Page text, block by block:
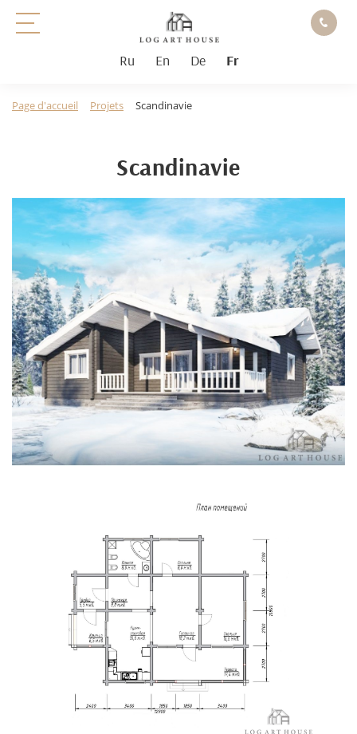
Ru En De Fr
Page d'accueil Projets Scandinavie
Scandinavie